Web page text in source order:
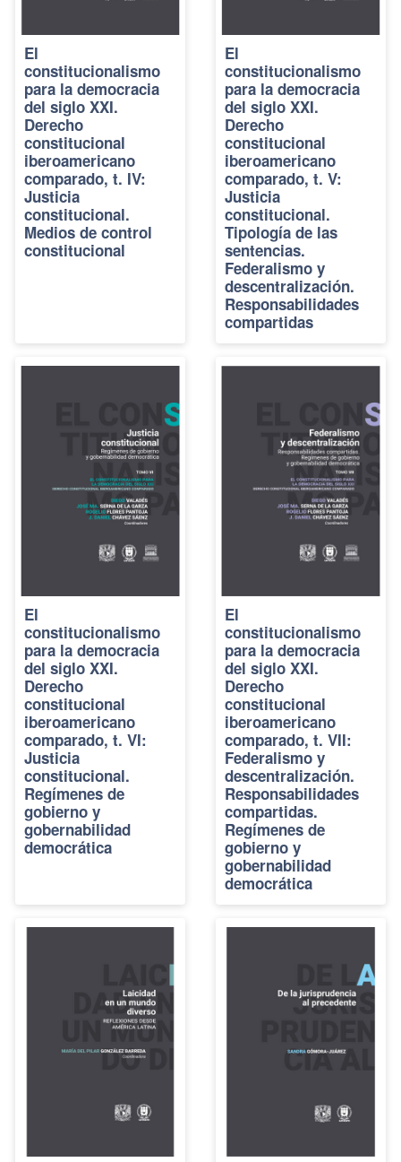
El
constitucionalismo
para la democracia
del siglo XXI.
Derecho
constitucional
iberoamericano
comparado, t. IV:
Justicia
constitucional.
Medios de control
constitucional
El
constitucionalismo
para la democracia
del siglo XXI.
Derecho
constitucional
iberoamericano
comparado, t. V:
Justicia
constitucional.
Tipología de las
sentencias.
Federalismo y
descentralización.
Responsabilidades
compartidas
El
constitucionalismo
para la democracia
del siglo XXI.
Derecho
constitucional
iberoamericano
comparado, t. VI:
Justicia
constitucional.
Regímenes de
gobierno y
gobernabilidad
democrática
El
constitucionalismo
para la democracia
del siglo XXI.
Derecho
constitucional
iberoamericano
comparado, t. VII:
Federalismo y
descentralización.
Responsabilidades
compartidas.
Regímenes de
gobierno y
gobernabilidad
democrática